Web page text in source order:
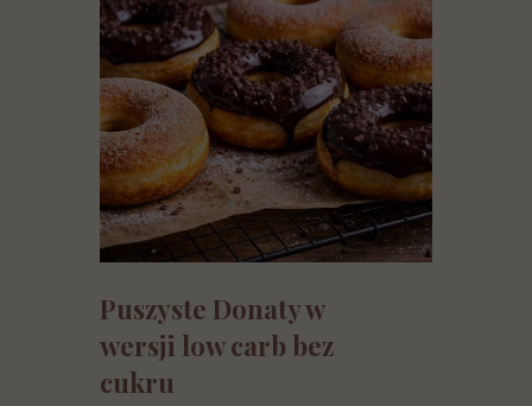
Puszyste Donaty w
wersji low carb bez
cukru